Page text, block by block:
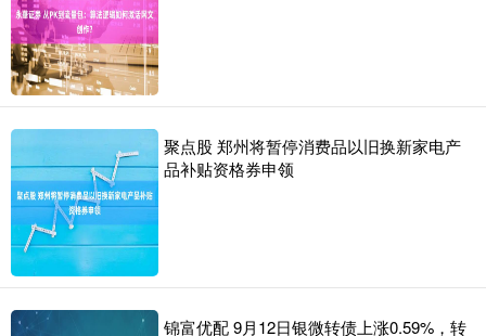
聚点股 郑州将暂停消费品以旧换新家电产
品补贴资格券申领
锦富优配 9月12日银微转债上涨0.59%，转